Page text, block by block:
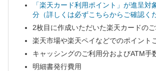
「楽天カード利用ポイント」が進呈対
分（詳しくは必ずこちらからご確認く
2枚目に作成いただいた楽天カードの
楽天市場や楽天ペイなどでのポイント
キャッシングのご利用分およびATM手
明細書発行費用